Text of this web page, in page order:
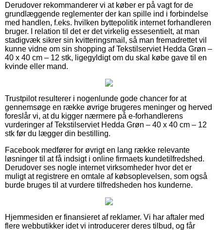
Derudover rekommanderer vi at køber er på vagt for de
grundlæggende reglementer der kan spille ind i forbindelse
med handlen, f.eks. hvilken byttepolitik internet forhandleren
bruger. I relation til det er det virkelig essesentielt, at man
stadigvæk sikrer sin kvitteringsmail, så man fremadrettet vil
kunne vidne om sin shopping af Tekstilserviet Hedda Grøn –
40 x 40 cm – 12 stk, ligegyldigt om du skal købe gave til en
kvinde eller mand.
Trustpilot resulterer i nogenlunde gode chancer for at
gennemsøge en række øvrige brugeres meninger og herved
foreslår vi, at du kigger nærmere på e-forhandlerens
vurderinger af Tekstilserviet Hedda Grøn – 40 x 40 cm – 12
stk før du lægger din bestilling.
Facebook medfører for øvrigt en lang række relevante
løsninger til at få indsigt i online firmaets kundetilfredshed.
Derudover ses nogle internet virksomheder hvor det er
muligt at registrere en omtale af købsoplevelsen, som også
burde bruges til at vurdere tilfredsheden hos kunderne.
Hjemmesiden er finansieret af reklamer. Vi har aftaler med
flere webbutikker idet vi introducerer deres tilbud, og får